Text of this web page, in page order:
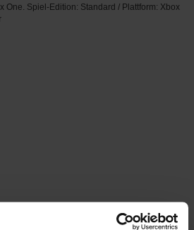
One. Spiel-Edition: Standard / Plattform: Xbox